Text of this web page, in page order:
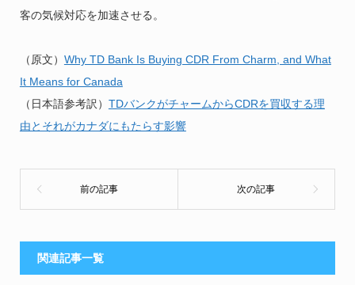
客の気候対応を加速させる。
（原文） Why TD Bank Is Buying CDR From Charm, and What
It Means for Canada
（日本語参考訳） TDバンクがチャームからCDRを買収する理
由とそれがカナダにもたらす影響
関連記事一覧